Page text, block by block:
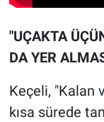
"UÇAKTA
DA YER
Keçeli, "Kalan
kısa sürede